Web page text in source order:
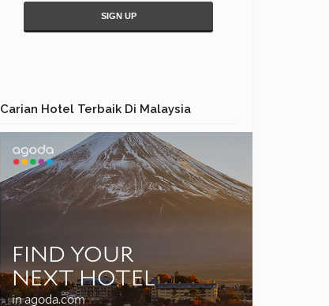
Carian Hotel Terbaik Di Malaysia